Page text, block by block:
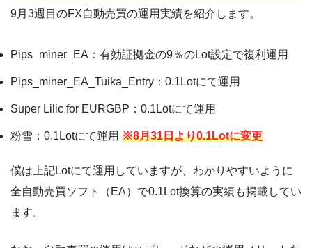
9月3週目のFX自動売買の運用実績を紹介します。
Pips_miner_EA：有効証拠金の9％のLot設定で複利運用
Pips_miner_EA_Tuika_Entry：0.1Lotにて運用
Super Lilic for EURGBP：0.1Lotにて運用
粉雪：0.1Lotにて運用 ※8月31日より0.1Lotに変更
僕は上記Lotにて運用していますが、わかりやすいように
全自動売買ソフト（EA）で0.1Lot換算の実績も掲載してい
ます。